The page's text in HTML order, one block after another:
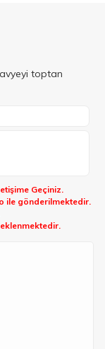
toptan
Geçiniz.
ile gönderilmektedir.